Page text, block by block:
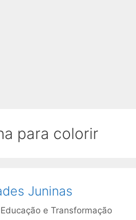
para colorir
Juninas
Educação e Transformação